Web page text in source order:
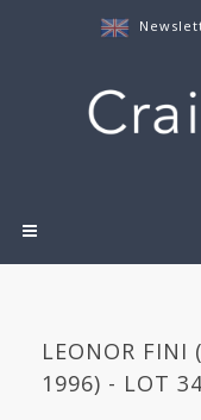
LEONOR FINI
1996) - LOT